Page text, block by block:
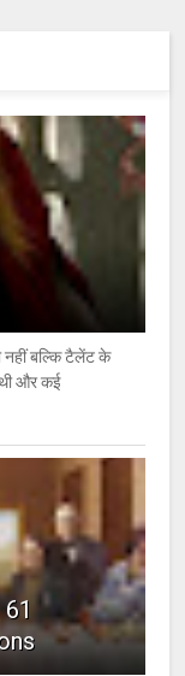
नहीं बल्कि टैलेंट के
थी और कई